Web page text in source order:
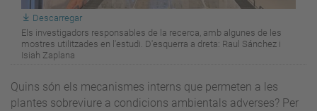
Descarregar
Els investigadors responsables de la recerca, amb algunes de les
mostres utilitzades en l'estudi. D'esquerra a dreta: Raul Sánchez i
Isiah Zaplana
Quins són els mecanismes interns que permeten a les
plantes sobreviure a condicions ambientals adverses? Per